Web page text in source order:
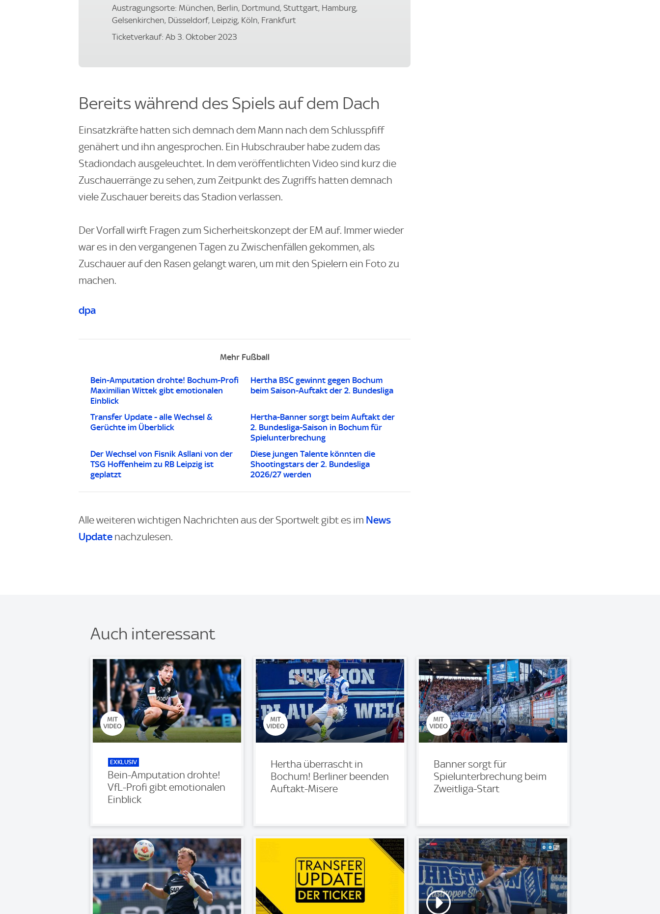
Austragungsorte: München, Berlin, Dortmund, Stuttgart, Hamburg,
Gelsenkirchen, Düsseldorf, Leipzig, Köln, Frankfurt
Ticketverkauf: Ab 3. Oktober 2023
Bereits während des Spiels auf dem Dach
Einsatzkräfte hatten sich demnach dem Mann nach dem Schlusspfiff
genähert und ihn angesprochen. Ein Hubschrauber habe zudem das
Stadiondach ausgeleuchtet. In dem veröffentlichten Video sind kurz die
Zuschauerränge zu sehen, zum Zeitpunkt des Zugriffs hatten demnach
viele Zuschauer bereits das Stadion verlassen.
Der Vorfall wirft Fragen zum Sicherheitskonzept der EM auf. Immer wieder
war es in den vergangenen Tagen zu Zwischenfällen gekommen, als
Zuschauer auf den Rasen gelangt waren, um mit den Spielern ein Foto zu
machen.
dpa
Mehr Fußball
Bein-Amputation drohte! Bochum-Profi
Maximilian Wittek gibt emotionalen
Einblick
Hertha BSC gewinnt gegen Bochum
beim Saison-Auftakt der 2. Bundesliga
Transfer Update - alle Wechsel &
Gerüchte im Überblick
Hertha-Banner sorgt beim Auftakt der
2. Bundesliga-Saison in Bochum für
Spielunterbrechung
Der Wechsel von Fisnik Asllani von der
TSG Hoffenheim zu RB Leipzig ist
geplatzt
Diese jungen Talente könnten die
Shootingstars der 2. Bundesliga
2026/27 werden
Alle weiteren wichtigen Nachrichten aus der Sportwelt gibt es im News
Update nachzulesen.
Auch interessant
EXKLUSIV
Bein-Amputation drohte!
VfL-Profi gibt emotionalen
Einblick
Hertha überrascht in
Bochum! Berliner beenden
Auftakt-Misere
Banner sorgt für
Spielunterbrechung beim
Zweitliga-Start